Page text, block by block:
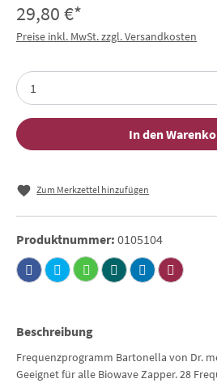
29,80 €*
Preise inkl. MwSt. zzgl. Versandkosten
In den
Zum Merkzettel hinzufügen
Produktnummer: 0105104
Beschreibung
Frequenzprogramm Bartonella von Dr.
Geeignet für alle Biowave Zapper. 28